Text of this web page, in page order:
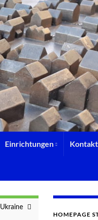
Einrichtungen Kontakt
HOMEPAGE